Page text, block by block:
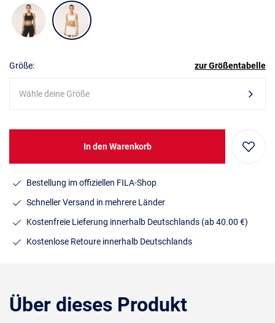
Größe: zur Größentabelle
Wähle deine Größe
In den Warenkorb
Bestellung im offiziellen FILA-Shop
Schneller Versand in mehrere Länder
Kostenfreie Lieferung innerhalb Deutschlands (ab 40.00 €)
Kostenlose Retoure innerhalb Deutschlands
Über dieses Produkt